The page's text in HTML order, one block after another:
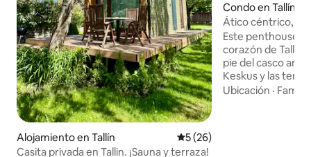
Alojamiento en Tallín Calificación promedio: 5 de
5 (26)
Casita privada en Tallin. ¡Sauna y terraza!
Condo en Tallín
Ático céntrico,
azotea y jacuzzi
Este penthouse
corazón de Tallin
pie del casco
Keskus y las
edificio moderno
Ubicación ·